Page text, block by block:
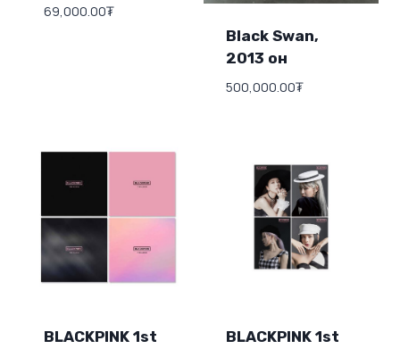
69,000.00₮
Black Swan,
2013 он
500,000.00₮
BLACKPINK 1st
BLACKPINK 1st